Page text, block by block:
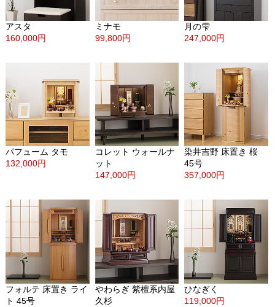
アスタ
160,000円
ミナモ
99,800円
月の雫
247,000円
パフューム タモ
132,000円
コレット ウォールナ
ット
147,000円
染井吉野 床置き 桜
45号
357,000円
フォルテ 床置き ライ
ト 45号
やわらぎ 紫檀系内屋
久杉
ひなぎく
119,000円